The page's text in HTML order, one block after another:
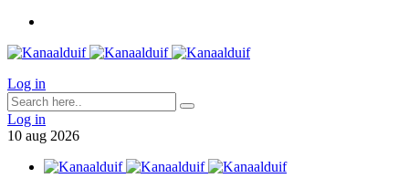
Log in
Log in
10 aug 2026